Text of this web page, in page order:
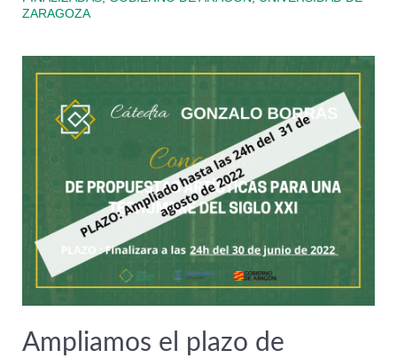
ZARAGOZA
Ampliamos el plazo de